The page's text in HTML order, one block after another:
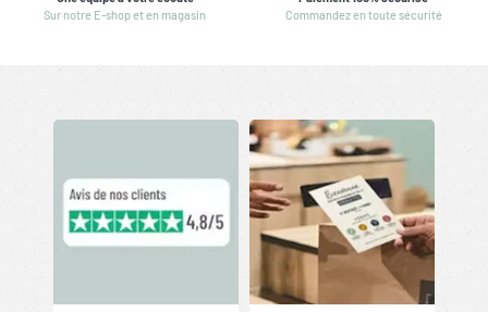
Sur notre E-shop et en magasin
Commandez en toute sécurité